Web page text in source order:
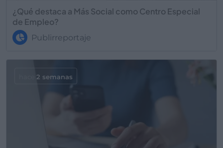
¿Qué destaca a Más Social como Centro Especial
de Empleo?
Publirreportaje
2 semanas